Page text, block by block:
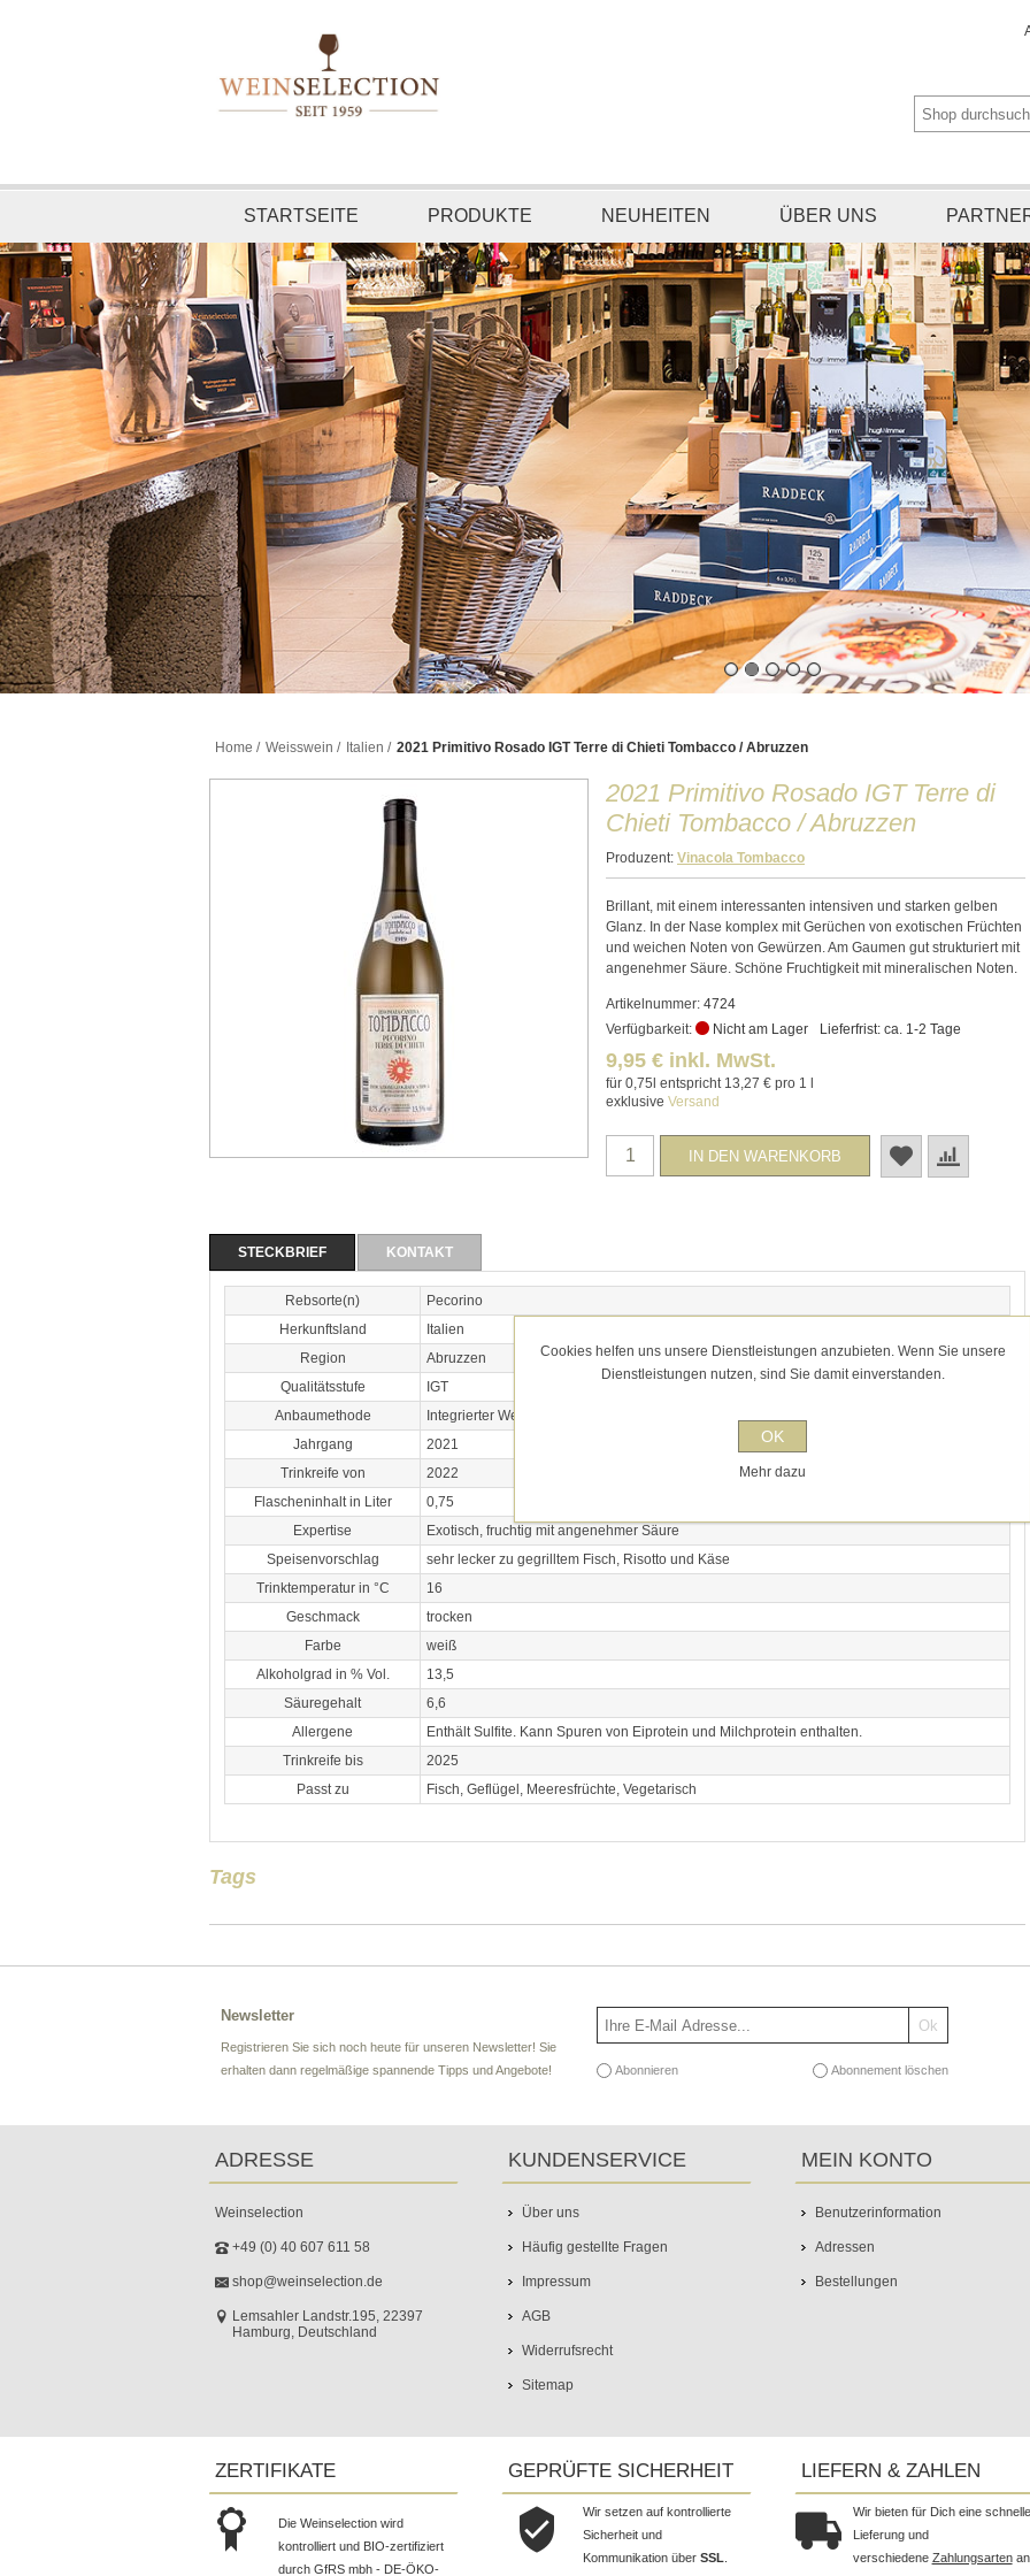
STARTSEITE PRODUKTE NEUHEITEN ÜBER UNS
Home / Weisswein / Italien / 2021 Primitivo Rosado IGT Terre di Chieti Tombacco / Abruzzen
2021 Primitivo Rosado IGT Terre di
Chieti Tombacco / Abruzzen
Produzent: Vinacola Tombacco
Brillant, mit einem interessanten intensiven und starken gelben
Glanz. In der Nase komplex mit Gerüchen von exotischen Früchten
und weichen Noten von Gewürzen. Am Gaumen gut strukturiert mit
angenehmer Säure. Schöne Fruchtigkeit mit mineralischen Noten.
Artikelnummer: 4724
Verfügbarkeit:
Nicht am Lager Lieferfrist: ca. 1-2 Tage
9,95 € inkl. MwSt.
für 0,75l entspricht 13,27 € pro 1 l
exklusive Versand
STECKBRIEF KONTAKT
Rebsorte(n)
Pecorino
Herkunftsland
Italien
Region
Abruzzen
Qualitätsstufe
IGT
Anbaumethode
Integrierter Weinbau
Jahrgang
2021
Trinkreife von
2022
Flascheninhalt in Liter
0,75
Expertise
Exotisch, fruchtig mit angenehmer Säure
Speisenvorschlag
sehr lecker zu gegrilltem Fisch, Risotto und Käse
Trinktemperatur in °C
16
Geschmack
trocken
Farbe
weiß
Alkoholgrad in % Vol.
13,5
Säuregehalt
6,6
Allergene
Enthält Sulfite. Kann Spuren von Eiprotein und Milchprotein enthalten.
Trinkreife bis
2025
Passt zu
Fisch, Geflügel, Meeresfrüchte, Vegetarisch
Tags
Newsletter
Registrieren Sie sich noch heute für unseren Newsletter! Sie
erhalten dann regelmäßige spannende Tipps und Angebote!
Abonnieren Abonnement löschen
ADRESSE
Weinselection
+49 (0) 40 607 611 58
shop@weinselection.de
Lemsahler Landstr.195, 22397
Hamburg, Deutschland
KUNDENSERVICE
Über uns
Häufig gestellte Fragen
Impressum
AGB
Widerrufsrecht
Sitemap
MEIN KONTO
Benutzerinformation
Adressen
Bestellungen
ZERTIFIKATE
Die Weinselection wird
kontrolliert und BIO-zertifiziert
durch GfRS mbh - DE-ÖKO-
GEPRÜFTE SICHERHEIT
Wir setzen auf kontrollierte
Sicherheit und
Kommunikation über SSL
LIEFERN & ZAHLEN
Wir bieten für Dich eine schnelle
Lieferung und
verschiedene Zahlungsartenan.
Cookies helfen uns unsere Dienstleistungen anzubieten. Wenn Sie unsere
Dienstleistungen nutzen, sind Sie damit einverstanden.
OK
Mehr dazu